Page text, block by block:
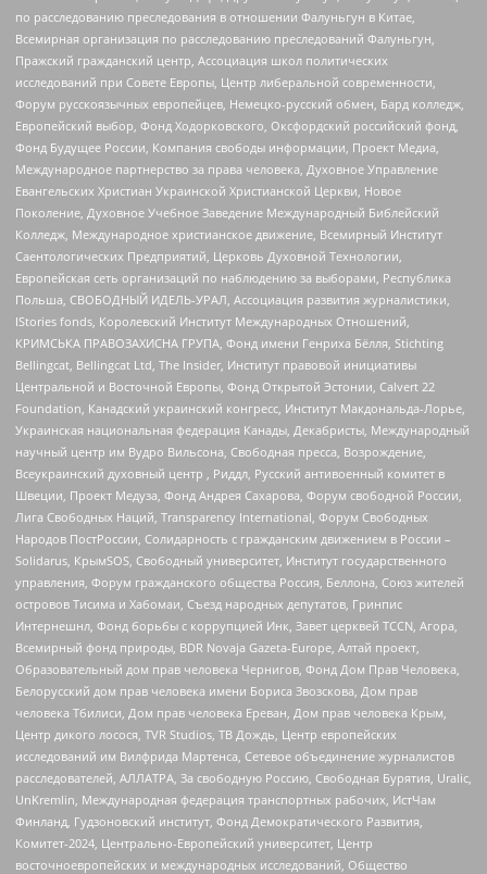
по расследованию преследования в отношении Фалуньгун в Китае,
Всемирная организация по расследованию преследований Фалуньгун,
Пражский гражданский центр, Ассоциация школ политических
исследований при Совете Европы, Центр либеральной современности,
Форум русскоязычных европейцев, Немецко-русский обмен, Бард колледж,
Европейский выбор, Фонд Ходорковского, Оксфордский российский фонд,
Фонд Будущее России, Компания свободы информации, Проект Медиа,
Международное партнерство за права человека, Духовное Управление
Евангельских Христиан Украинской Христианской Церкви, Новое
Поколение, Духовное Учебное Заведение Международный Библейский
Колледж, Международное христианское движение, Всемирный Институт
Саентологических Предприятий, Церковь Духовной Технологии,
Европейская сеть организаций по наблюдению за выборами, Республика
Польша, СВОБОДНЫЙ ИДЕЛЬ-УРАЛ, Ассоциация развития журналистики,
IStories fonds, Королевский Институт Международных Отношений,
КРИМСЬКА ПРАВОЗАХИСНА ГРУПА, Фонд имени Генриха Бёлля, Stichting
Bellingcat, Bellingcat Ltd, The Insider, Институт правовой инициативы
Центральной и Восточной Европы, Фонд Открытой Эстонии, Calvert 22
Foundation, Канадский украинский конгресс, Институт Макдональда-Лорье,
Украинская национальная федерация Канады, Декабристы, Международный
научный центр им Вудро Вильсона, Свободная пресса, Возрождение,
Всеукраинский духовный центр , Риддл, Русский антивоенный комитет в
Швеции, Проект Медуза, Фонд Андрея Сахарова, Форум свободной России,
Лига Свободных Наций, Transparеncy International, Форум Свободных
Народов ПостРоссии, Солидарность с гражданским движением в России –
Solidarus, КрымSOS, Свободный университет, Институт государственного
управления, Форум гражданского общества Россия, Беллона, Союз жителей
островов Тисима и Хабомаи, Съезд народных депутатов, Гринпис
Интернешнл, Фонд борьбы с коррупцией Инк, Завет церквей TCCN, Агора,
Всемирный фонд природы, BDR Novaja Gazeta-Europe, Алтай проект,
Образовательный дом прав человека Чернигов, Фонд Дом Прав Человека,
Белорусский дом прав человека имени Бориса Звозскова, Дом прав
человека Тбилиси, Дом прав человека Ереван, Дом прав человека Крым,
Центр дикого лосося, TVR Studios, ТВ Дождь, Центр европейских
исследований им Вилфрида Мартенса, Сетевое объединение журналистов
расследователей, АЛЛАТРА, За свободную Россию, Свободная Бурятия, Uralic,
UnKremlin, Международная федерация транспортных рабочих, ИстЧам
Финланд, Гудзоновский институт, Фонд Демократического Развития,
Комитет-2024, Центрально-Европейский университет, Центр
восточноевропейских и международных исследований, Общество